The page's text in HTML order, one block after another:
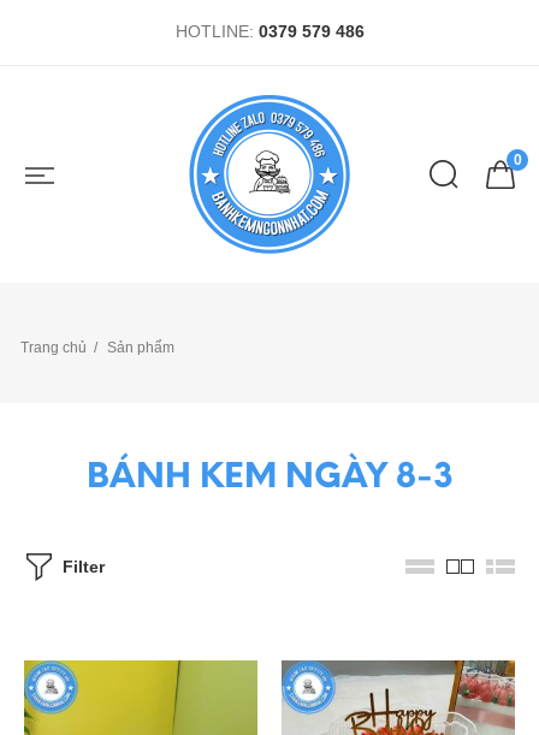
HOTLINE: 0379 579 486
0
Trang chủ Sản phẩm
BÁNH KEM NGÀY 8-3
Filter